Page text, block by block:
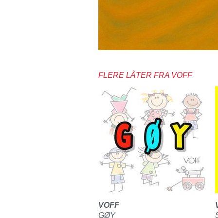
FLERE LÅTER FRA VOFF
VOFF
GØY